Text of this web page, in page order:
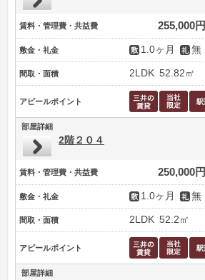
賃料・管理費・共益費 255,000円
敷金・礼金 1.0ヶ月 無
間取・面積 2LDK 52.82㎡
アピールポイント
部屋詳細
2階２０４
賃料・管理費・共益費 250,000円
敷金・礼金 1.0ヶ月 無
間取・面積 2LDK 52.2㎡
アピールポイント
部屋詳細